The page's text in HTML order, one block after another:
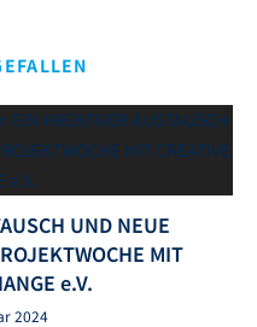
UND NEUE
MIT
e.V.
2024